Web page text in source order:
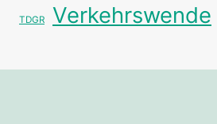
TDGR Verkehrswende